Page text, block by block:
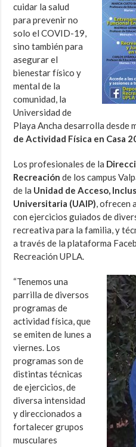
cuidar la salud
para prevenir no
solo el COVID-19,
sino también para
asegurar el
bienestar físico y
mental de la
comunidad, la
Universidad de
Playa Ancha desarrolla desde
de Actividad Física en Casa
Los profesionales de la
Recreación de los campus
de la Unidad de Acceso,
Universitaria (UAIP), ofrecen
con ejercicios guiados de
recreativa para la familia, y
a través de la plataforma
Recreación UPLA.
“Tenemos una
parrilla de diversos
programas de
actividad física, que
se emiten de lunes a
viernes. Los
programas son de
distintas técnicas
de ejercicios, de
diversa intensidad
y direccionados a
fortalecer grupos
musculares